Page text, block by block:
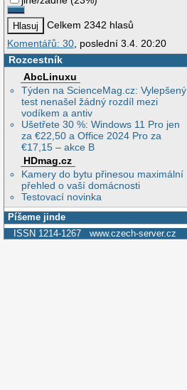
Celkem 2342 hlasů
Komentářů: 30 , poslední 3.4. 20:20
Rozcestník
AbcLinuxu
Týden na ScienceMag.cz: Vylepšený
test nenašel žádný rozdíl mezi
vodíkem a antiv
Ušetřete 30 %: Windows 11 Pro jen
za €22,50 a Office 2024 Pro za
€17,15 – akce B
HDmag.cz
Kamery do bytu přinesou maximální
přehled o vaší domácnosti
Testovací novinka
Píšeme jinde
ISSN 1214-1267 www.czech-server.cz